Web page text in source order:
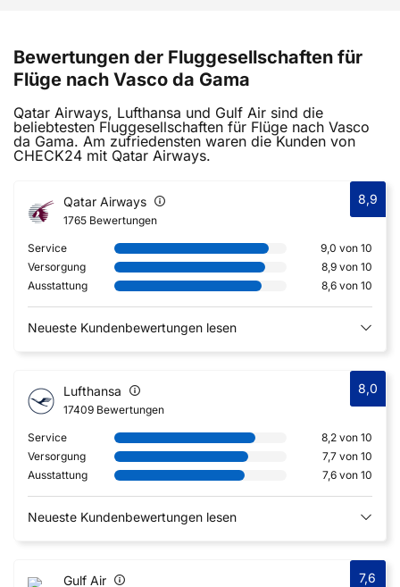
Bewertungen der Fluggesellschaften für
Flüge nach Vasco da Gama
Qatar Airways, Lufthansa und Gulf Air sind die
beliebtesten Fluggesellschaften für Flüge nach Vasco
da Gama. Am zufriedensten waren die Kunden von
CHECK24 mit Qatar Airways.
Qatar Airways
1765 Bewertungen
8,9
Service
9,0 von 10
Versorgung
8,9 von 10
Ausstattung
8,6 von 10
Neueste Kundenbewertungen lesen
Lufthansa
17409 Bewertungen
8,0
Service
8,2 von 10
Versorgung
7,7 von 10
Ausstattung
7,6 von 10
Neueste Kundenbewertungen lesen
Gulf Air 7,6